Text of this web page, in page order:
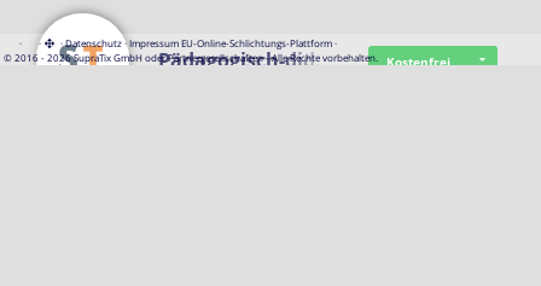
Pädagogisch-did… Kostenfrei
· · ·Datenschutz·Impressum EU-Online-Schlichtungs-Plattform·
© 2016 - 2026 SupraTix GmbH oder Partnergesellschaften - Alle Rechte vorbehalten.